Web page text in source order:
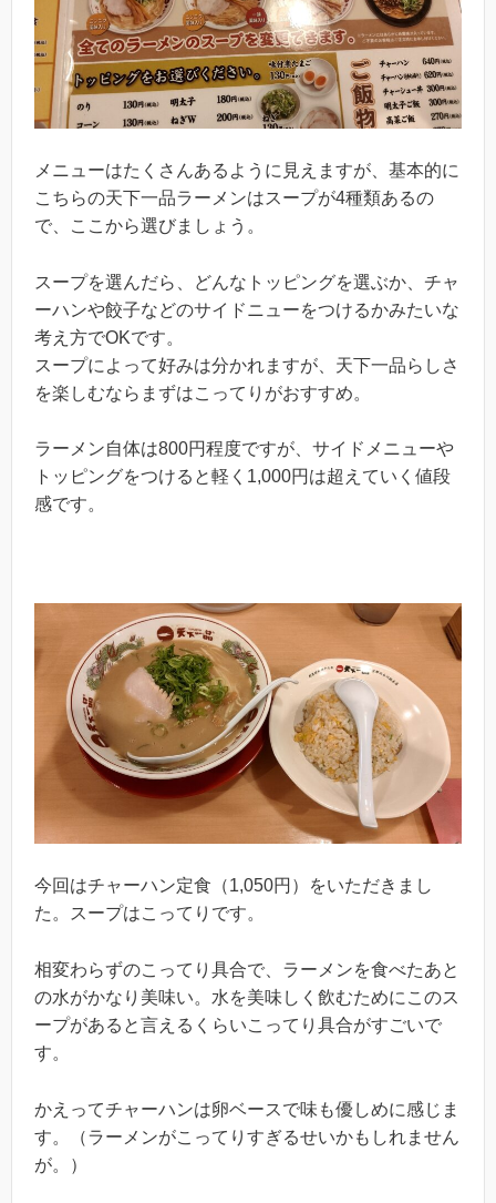
メニューはたくさんあるように見えますが、基本的に
こちらの天下一品ラーメンはスープが4種類あるの
で、ここから選びましょう。
スープを選んだら、どんなトッピングを選ぶか、チャ
ーハンや餃子などのサイドニューをつけるかみたいな
考え方でOKです。
スープによって好みは分かれますが、天下一品らしさ
を楽しむならまずはこってりがおすすめ。
ラーメン自体は800円程度ですが、サイドメニューや
トッピングをつけると軽く1,000円は超えていく値段
感です。
今回はチャーハン定食（1,050円）をいただきまし
た。スープはこってりです。
相変わらずのこってり具合で、ラーメンを食べたあと
の水がかなり美味い。水を美味しく飲むためにこのス
ープがあると言えるくらいこってり具合がすごいで
す。
かえってチャーハンは卵ベースで味も優しめに感じま
す。（ラーメンがこってりすぎるせいかもしれません
が。）